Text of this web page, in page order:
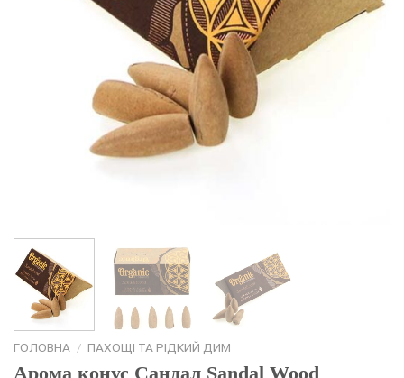
ГОЛОВНА / ПАХОЩІ ТА РІДКИЙ ДИМ
Арома конус Сандал Sandal Wood